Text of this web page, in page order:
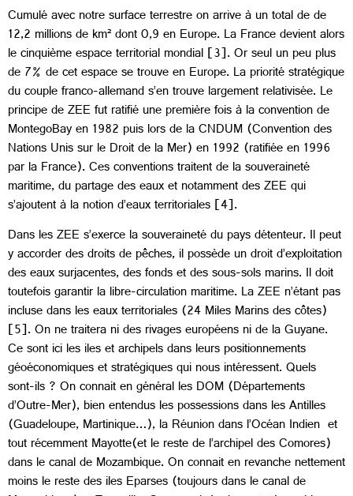
Cumulé avec notre surface terrestre on arrive à un total de de
12,2 millions de km² dont 0,9 en Europe. La France devient alors
le cinquième espace territorial mondial [3]. Or seul un peu plus
de 7% de cet espace se trouve en Europe. La priorité stratégique
du couple franco-allemand s’en trouve largement relativisée. Le
principe de ZEE fut ratifié une première fois à la convention de
MontegoBay en 1982 puis lors de la CNDUM (Convention des
Nations Unis sur le Droit de la Mer) en 1992 (ratifiée en 1996
par la France). Ces conventions traitent de la souveraineté
maritime, du partage des eaux et notamment des ZEE qui
s’ajoutent à la notion d’eaux territoriales [4].
Dans les ZEE s’exerce la souveraineté du pays détenteur. Il peut
y accorder des droits de pêches, il possède un droit d’exploitation
des eaux surjacentes, des fonds et des sous-sols marins. Il doit
toutefois garantir la libre-circulation maritime. La ZEE n’étant pas
incluse dans les eaux territoriales (24 Miles Marins des côtes)
[5]. On ne traitera ni des rivages européens ni de la Guyane.
Ce sont ici les iles et archipels dans leurs positionnements
géoéconomiques et stratégiques qui nous intéressent. Quels
sont-ils ? On connait en général les DOM (Départements
d’Outre-Mer), bien entendus les possessions dans les Antilles
(Guadeloupe, Martinique…), la Réunion dans l’Océan Indien et
tout récemment Mayotte(et le reste de l’archipel des Comores)
dans le canal de Mozambique. On connait en revanche nettement
moins le reste des iles Eparses (toujours dans le canal de